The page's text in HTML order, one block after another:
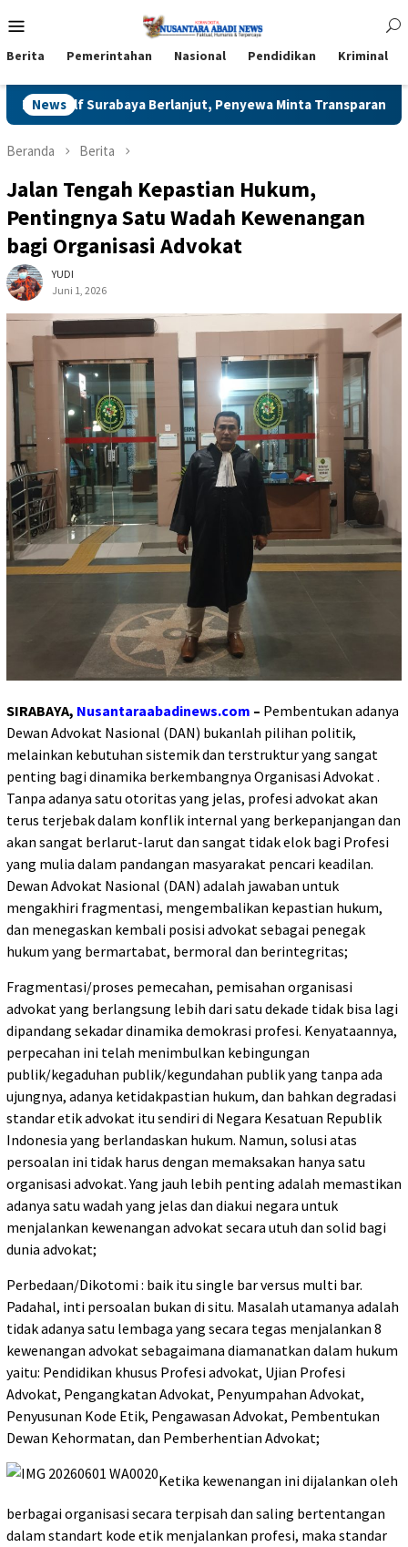
ke
Mobile
Berita Pemerintahan Nasional Pendidikan Kriminal
News
Berlanjut, Penyewa Minta Transparansi Meter dan Rincian
Beranda Berita
Jalan Tengah Kepastian Hukum,
Pentingnya Satu Wadah Kewenangan
bagi Organisasi Advokat
YUDI
Juni 1, 2026
SIRABAYA, Nusantaraabadinews.com – Pembentukan adanya
Dewan Advokat Nasional (DAN) bukanlah pilihan politik,
melainkan kebutuhan sistemik dan terstruktur yang sangat
penting bagi dinamika berkembangnya Organisasi Advokat .
Tanpa adanya satu otoritas yang jelas, profesi advokat akan
terus terjebak dalam konflik internal yang berkepanjangan dan
akan sangat berlarut-larut dan sangat tidak elok bagi Profesi
yang mulia dalam pandangan masyarakat pencari keadilan.
Dewan Advokat Nasional (DAN) adalah jawaban untuk
mengakhiri fragmentasi, mengembalikan kepastian hukum,
dan menegaskan kembali posisi advokat sebagai penegak
hukum yang bermartabat, bermoral dan berintegritas;
Fragmentasi/proses pemecahan, pemisahan organisasi
advokat yang berlangsung lebih dari satu dekade tidak bisa lagi
dipandang sekadar dinamika demokrasi profesi. Kenyataannya,
perpecahan ini telah menimbulkan kebingungan
publik/kegaduhan publik/kegundahan publik yang tanpa ada
ujungnya, adanya ketidakpastian hukum, dan bahkan degradasi
standar etik advokat itu sendiri di Negara Kesatuan Republik
Indonesia yang berlandaskan hukum. Namun, solusi atas
persoalan ini tidak harus dengan memaksakan hanya satu
organisasi advokat. Yang jauh lebih penting adalah memastikan
adanya satu wadah yang jelas dan diakui negara untuk
menjalankan kewenangan advokat secara utuh dan solid bagi
dunia advokat;
Perbedaan/Dikotomi : baik itu single bar versus multi bar.
Padahal, inti persoalan bukan di situ. Masalah utamanya adalah
tidak adanya satu lembaga yang secara tegas menjalankan 8
kewenangan advokat sebagaimana diamanatkan dalam hukum
yaitu: Pendidikan khusus Profesi advokat, Ujian Profesi
Advokat, Pengangkatan Advokat, Penyumpahan Advokat,
Penyusunan Kode Etik, Pengawasan Advokat, Pembentukan
Dewan Kehormatan, dan Pemberhentian Advokat;
Ketika kewenangan ini dijalankan oleh
berbagai organisasi secara terpisah dan saling bertentangan
dalam standart kode etik menjalankan profesi, maka standar